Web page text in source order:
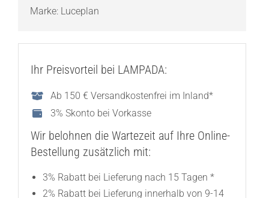
Marke: Luceplan
Ihr Preisvorteil bei LAMPADA:
Ab 150 € Versandkostenfrei im Inland*
3% Skonto bei Vorkasse
Wir belohnen die Wartezeit auf Ihre Online-
Bestellung zusätzlich mit:
3% Rabatt bei Lieferung nach 15 Tagen *
2% Rabatt bei Lieferung innerhalb von 9-14